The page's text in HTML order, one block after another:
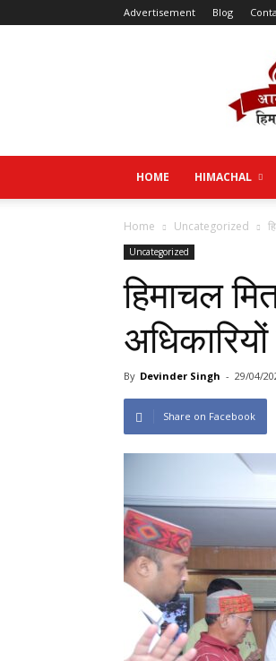
Advertisement Blog
HOME HIMACHAL
Home Uncategorized
Uncategorized
हिमाचल
By Devinder Singh - 29/04/
Share on Facebook